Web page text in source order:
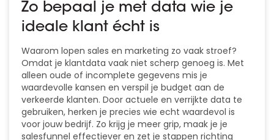
Zo bepaal je met data wie je
ideale klant écht is
Waarom lopen sales en marketing zo vaak stroef?
Omdat je klantdata vaak niet scherp genoeg is. Met
alleen oude of incomplete gegevens mis je
waardevolle kansen en verspil je budget aan de
verkeerde klanten. Door actuele en verrijkte data te
gebruiken, herken je precies wie echt waardevol is
voor jouw bedrijf. Zo krijg je meer grip, maak je je
salesfunnel effectiever en zet je stappen richting